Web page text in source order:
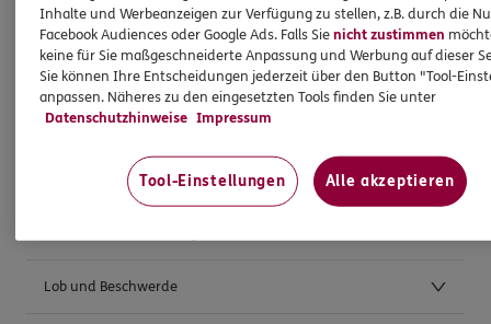
Weitere Kontaktmöglichkeiten
Postanschrift
Lob und Beschwerde
Inhalte und Werbeanzeigen zur Verfügung zu stellen, z.B. durch die
Facebook Audiences oder Google Ads. Falls Sienicht zustimmen
keine für Sie maßgeschneiderte Anpassung und Werbung auf dieser
Sie können Ihre Entscheidungen jederzeit über den Button "Tool-
anpassen. Näheres zu den eingesetzten Tools finden Sie unter
Datenschutzhinweise Impressum
Tool-Einstellungen Alle akzeptieren